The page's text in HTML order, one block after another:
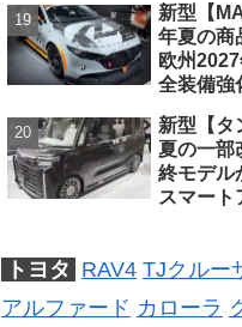
2026年5
チェンジ
326万
375万
車 WxB
待、S-Z
ーター
新型【
年夏の商
欧州
全装備強
ジは
新型【タ
夏の一部
終モデル
スマート
【ダイハ
トヨタ RAV4 TJクルー
アルファード カローラ